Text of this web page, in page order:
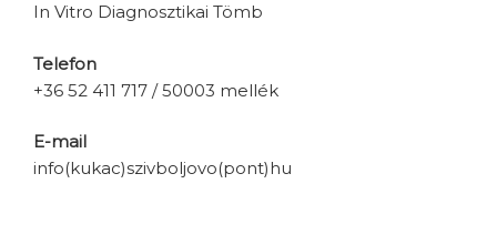
In Vitro Diagnosztikai Tömb
Telefon
+36 52 411 717 / 50003 mellék
E-mail
info(kukac)szivboljovo(pont)hu